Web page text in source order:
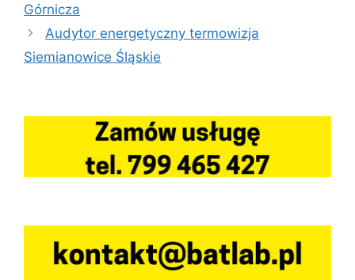
Górnicza
Audytor energetyczny termowizja
Siemianowice Śląskie